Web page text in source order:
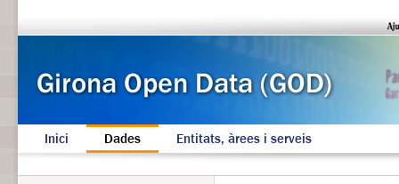
Inici Dades Entitats, àrees i serveis